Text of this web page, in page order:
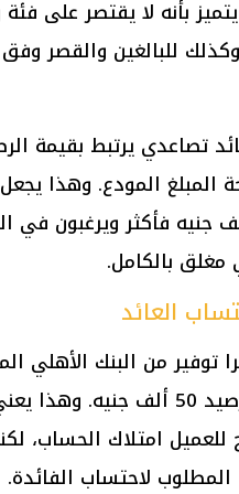
بأنه لا يقتصر على
للبالغين والقصر
تصاعدي يرتبط بقيمة
المبلغ المودع. وهذا
مدخرات تبدأ من 50 ألف جنيه فأكثر
بالكامل.
العائد
توفير من البنك الأهلي
لكن احتساب العائد لا يبدأ إلا من رصيد
قد يتيح للعميل امتلاك
لاحتساب الفائدة.